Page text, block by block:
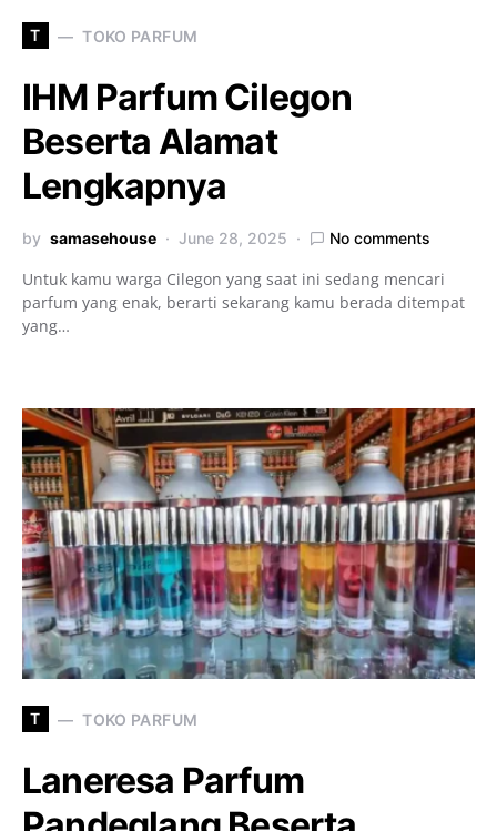
T TOKO PARFUM
IHM Parfum Cilegon
Beserta Alamat
Lengkapnya
by samasehouse June 28, 2025 No comments
Untuk kamu warga Cilegon yang saat ini sedang mencari
parfum yang enak, berarti sekarang kamu berada ditempat
yang…
T TOKO PARFUM
Laneresa Parfum